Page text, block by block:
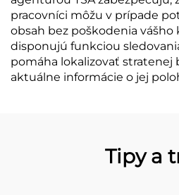
pracovníci môžu v prípade
obsah bez poškodenia
disponujú funkciou
pomáha lokalizovať stratenej
aktuálne informácie o jej
Tipy a